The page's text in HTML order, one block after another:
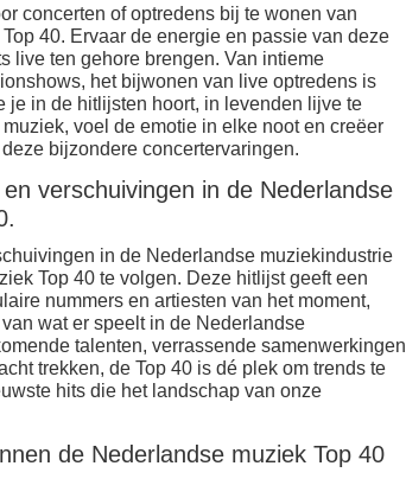
concerten of optredens bij te wonen van
40. Ervaar de energie en passie van deze
live ten gehore brengen. Van intieme
het bijwonen van live optredens is
je in de hitlijsten hoort, in levenden lijve te
voel de emotie in elke noot en creëer
bijzondere concertervaringen.
verschuivingen in de Nederlandse
in de Nederlandse muziekindustrie
Top 40 te volgen. Deze hitlijst geeft een
nummers en artiesten van het moment,
wat er speelt in de Nederlandse
talenten, verrassende samenwerkingen
trekken, de Top 40 is dé plek om trends te
hits die het landschap van onze
de Nederlandse muziek Top 40